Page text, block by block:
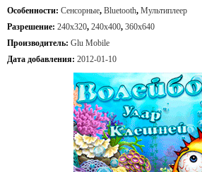
Особенности: Сенсорные, Bluetooth, Мультиплеер
Разрешение: 240x320, 240x400, 360x640
Производитель: Glu Mobile
Дата добавления: 2012-01-10